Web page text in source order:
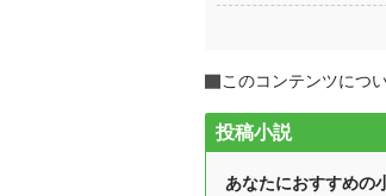
このコンテンツにつ
投稿小説
あなたにおすすめの